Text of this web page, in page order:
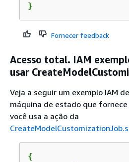
}
Fornecer feedback
Acesso total. IAM
usar
Veja a seguir um exemplo IAM
máquina de estado que
você usa a ação da
{